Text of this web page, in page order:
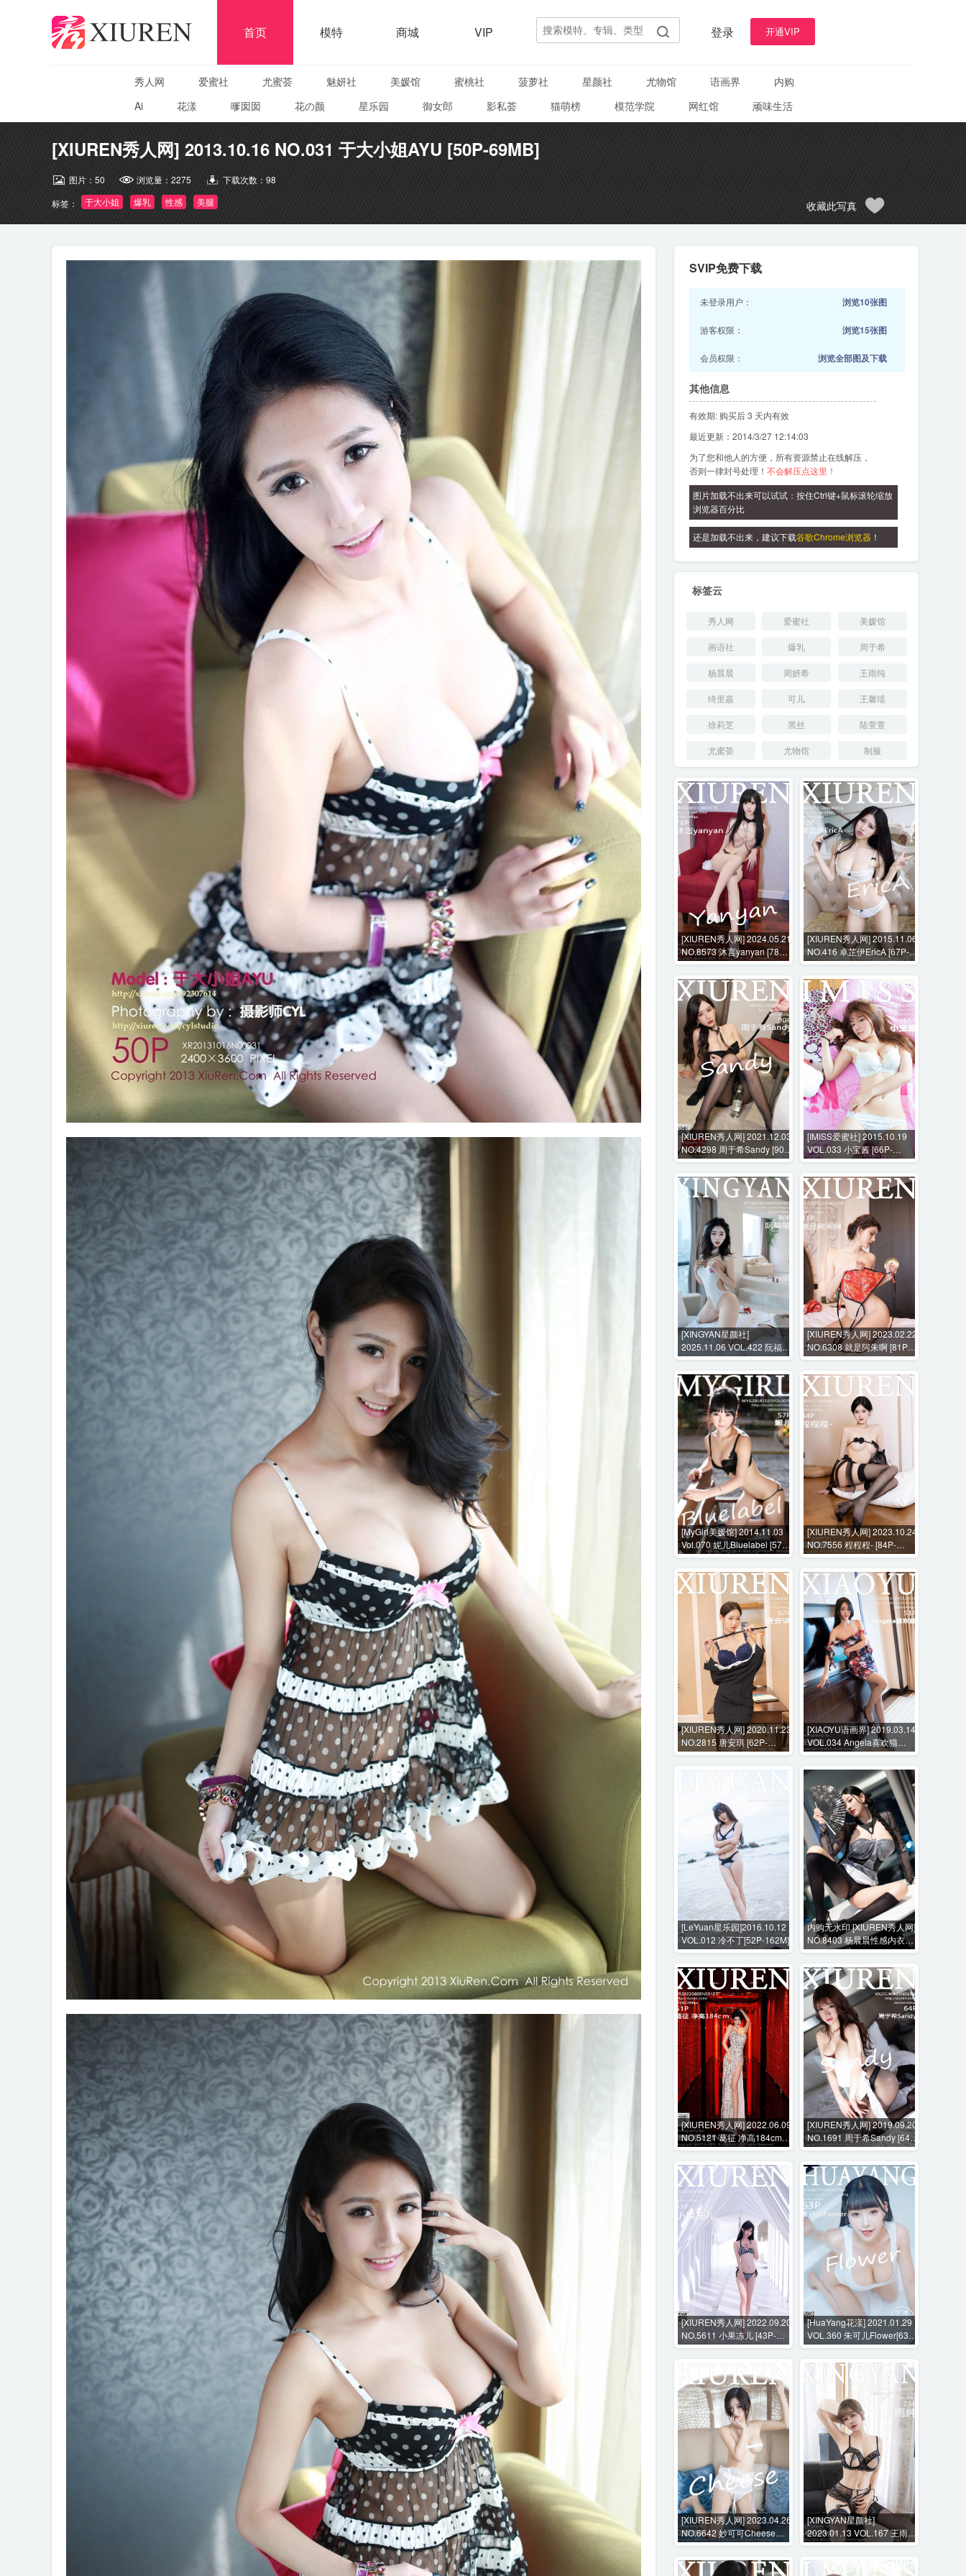
首页 模特 商城 VIP 登录 开通VIP
秀人网 爱蜜社 尤蜜荟 魅妍社 美媛馆 蜜桃社 菠萝社 星颜社 尤物馆 语画界
内购
Ai
花漾 嗲囡囡 花の颜 星乐园 御女郎 影私荟 猫萌榜 模范学院 网红馆 顽味生活
[XIUREN秀人网] 2013.10.16 NO.031 于大小姐AYU [50P-69MB]
图片： 50 浏览量： 2275 下载次数： 98
标签：
于大小姐 爆乳 性感 美腿 收藏此写真
SVIP免费下载
未登录用户： 浏览10张图
游客权限： 浏览15张图
会员权限： 浏览全部图及下载
其他信息
有效期: 购买后 3 天内有效
最近更新：2014/3/27 12:14:03
为了您和他人的方便，所有资源禁止在线解压，
否则一律封号处理！ 不会解压点这里！
图片加载不出来可以试试：按住Ctrl键+鼠标滚轮缩放
浏览器百分比
还是加载不出来，建议下载谷歌Chrome浏览器 ！
标签云
秀人网 爱蜜社 美媛馆
画语社 爆乳 周于希
杨晨晨 周妍希 王雨纯
绮里嘉 可儿 王馨瑶
徐莉芝 黑丝 陆萱萱
尤蜜荟 尤物馆 制服
[XIUREN秀人网] 2024.05.21
NO.8573 沐言yanyan [78P-
792MB]
[XIUREN秀人网] 2015.11.06
NO.416 卓芷伊EricA [67P-
163MB]
[XIUREN秀人网] 2021.12.03
NO.4298 周于希Sandy [90P-
959MB]
[IMISS爱蜜社] 2015.10.19
VOL.033 小宝酱 [66P-
272MB]
[XINGYAN星颜社]
2025.11.06 VOL.422 阮福福
[80P-721MB]
[XIUREN秀人网] 2023.02.22
NO.6308 就是阿朱啊 [81P-
798MB]
[MyGirl美媛馆] 2014.11.03
Vol.070 妮儿Bluelabel [57P-
229MB]
[XIUREN秀人网] 2023.10.24
NO.7556 程程程- [84P-
650MB]
[XIUREN秀人网] 2020.11.23
NO.2815 唐安琪 [62P-
573MB]
[XIAOYU语画界] 2019.03.14
VOL.034 Angela喜欢猫
[51P-147MB]
[LeYuan星乐园]2016.10.12
VOL.012 冷不丁[52P-162M]
内购无水印 [XIUREN秀人网]
NO.8403 杨晨晨性感内衣美
臀+花絮视频 [113P+1V-
1052MB]
[XIUREN秀人网] 2022.06.09
NO.5121 葛征 净高184cm
[51P-525MB]
[XIUREN秀人网] 2019.09.20
NO.1691 周于希Sandy [64P-
189MB]
[XIUREN秀人网] 2022.09.20
NO.5611 小果冻儿 [43P-
344MB]
[HuaYang花漾] 2021.01.29
VOL.360 朱可儿Flower[63P-
578MB]
[XIUREN秀人网] 2023.04.26
NO.6642 妙可可Cheese
[86P-735MB]
[XINGYAN星颜社]
2023.01.13 VOL.167 王雨纯
[75P-737MB]